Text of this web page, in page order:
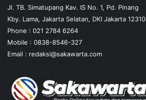
Jl. TB. Simatupang Kav. IS No. 1, Pd. Pinang
Kby. Lama, Jakarta Selatan, DKI Jakarta 12310
Phone : 021 2784 6264
Mobile : 0838-8546-327
Email : redaksi@sakawarta.com